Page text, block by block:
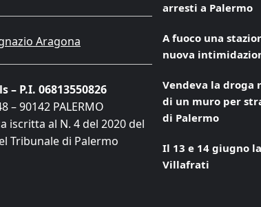
Aragona
– P.I. 06813550826
– 90142 PALERMO
iscritta al N. 4 del 2020 del
Tribunale di Palermo
arresti a Palermo
A fuoco una
nuova
Vendeva la droga
di un muro per
di Palermo
Il 13 e 14 giugno
Villafrati